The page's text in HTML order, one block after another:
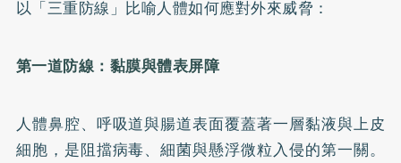
以「三重防線」比喻人體如何應對外來威脅：
第一道防線：黏膜與體表屏障
人體鼻腔、呼吸道與腸道表面覆蓋著一層黏液與上皮
細胞，是阻擋病毒、細菌與懸浮微粒入侵的第一關。